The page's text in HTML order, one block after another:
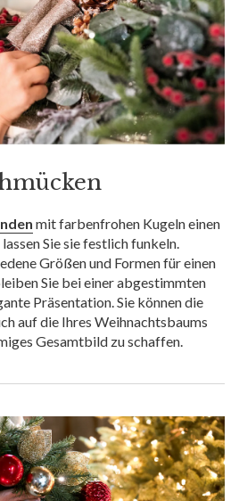
mit farbenfrohen Kugeln einen
Sie sie festlich funkeln.
Größen und Formen für einen
Sie bei einer abgestimmten
Präsentation. Sie können die
auf die Ihres Weihnachtsbaums
Gesamtbild zu schaffen.